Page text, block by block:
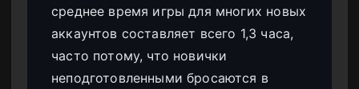
среднее время игры для многих новых
аккаунтов составляет всего 1,3 часа,
часто потому, что новички
неподготовленными бросаются в